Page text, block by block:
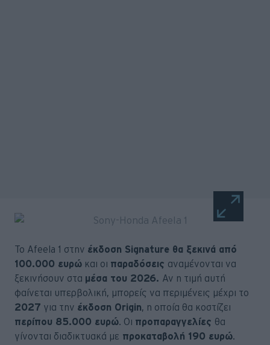
Το Afeela 1 στην έκδοση Signature θα ξεκινά από
100.000 ευρώ και οι παραδόσεις αναμένονται να
ξεκινήσουν στα μέσα του 2026. Αν η τιμή αυτή
φαίνεται υπερβολική, μπορείς να περιμένεις μέχρι το
2027 για την έκδοση Origin , η οποία θα κοστίζει
περίπου 85.000 ευρώ . Οι προπαραγγελίες θα
γίνονται διαδικτυακά με προκαταβολή 190 ευρώ